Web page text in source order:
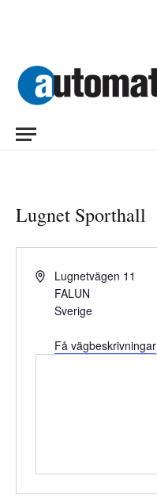
Lugnet Sporthall
AdressLugnetvägen 11
FALUN
Sverige
Få vägbeskrivningar